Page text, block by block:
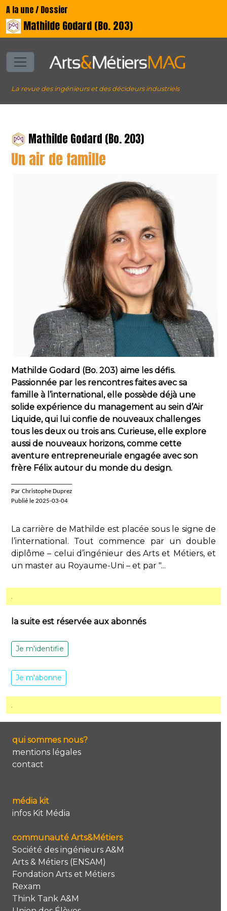
A la une / Dossier
Mathilde Godard (Bo. 203)
La revue des ingénieurs et des décideurs industriels
Mathilde Godard (Bo. 203)
Un air de famille
Mathilde Godard (Bo. 203) aime les défis.
Passionnée par les rencontres faites avec sa
famille à l’international, elle possède déjà une
solide expérience du management au sein d’Air
Liquide, qui lui confie de nouveaux challenges
tous les deux ou trois ans. Curieuse, elle explore
aussi de nouveaux horizons, comme cette
aventure entrepreneuriale engagée avec son
frère Félix autour du monde du design.
Par Christophe Duprez
Publié le 2025-03-04
La carrière de Mathilde est placée sous le signe de
l’international. Tout commence par un double
diplôme – celui d’ingénieur des Arts et Métiers, et
un master au Royaume-Uni – et par "...
.
la suite est réservée aux abonnés
Je m'identifie
Je m'abonne
.
qui sommes nous?
mentions légales
contact
média kit
infos Kit Média
communauté Arts&Métiers
Société des ingénieurs A&M
Arts & Métiers (ENSAM)
Fondation Arts et Métiers
Rexam
Think Tank A&M